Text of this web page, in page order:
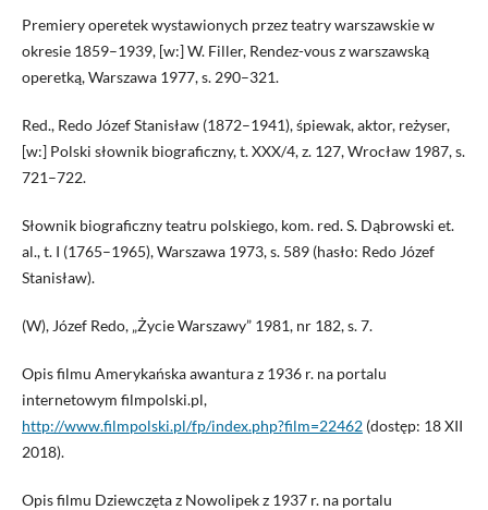
Premiery operetek wystawionych przez teatry warszawskie w
okresie 1859–1939, [w:] W. Filler, Rendez-vous z warszawską
operetką, Warszawa 1977, s. 290–321.
Red., Redo Józef Stanisław (1872–1941), śpiewak, aktor, reżyser,
[w:] Polski słownik biograficzny, t. XXX/4, z. 127, Wrocław 1987, s.
721–722.
Słownik biograficzny teatru polskiego, kom. red. S. Dąbrowski et.
al., t. I (1765–1965), Warszawa 1973, s. 589 (hasło: Redo Józef
Stanisław).
(W), Józef Redo, „Życie Warszawy” 1981, nr 182, s. 7.
Opis filmu Amerykańska awantura z 1936 r. na portalu
internetowym filmpolski.pl,
http://www.filmpolski.pl/fp/index.php?film=22462(dostęp: 18 XII
2018).
Opis filmu Dziewczęta z Nowolipek z 1937 r. na portalu